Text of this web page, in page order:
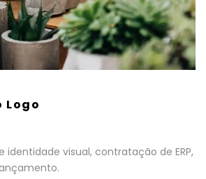
Logo
identidade visual, contratação de ERP,